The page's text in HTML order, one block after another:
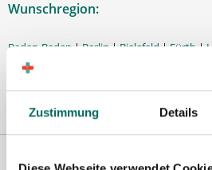
Zustimmung Details
Wunschregion:
Baden-Baden | Berlin | Bielefeld | Fürth |
Mönchengladbach